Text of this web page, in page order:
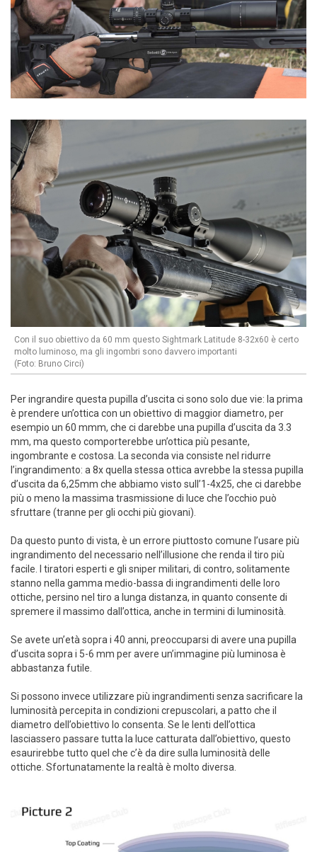
Con il suo obiettivo da 60 mm questo Sightmark Latitude 8-32x60 è certo
molto luminoso, ma gli ingombri sono davvero importanti
(Foto: Bruno Circi)
Per ingrandire questa pupilla d’uscita ci sono solo due vie: la prima
è prendere un’ottica con un obiettivo di maggior diametro, per
esempio un 60 mmm, che ci darebbe una pupilla d’uscita da 3.3
mm, ma questo comporterebbe un’ottica più pesante,
ingombrante e costosa. La seconda via consiste nel ridurre
l’ingrandimento: a 8x quella stessa ottica avrebbe la stessa pupilla
d’uscita da 6,25mm che abbiamo visto sull’1-4x25, che ci darebbe
più o meno la massima trasmissione di luce che l’occhio può
sfruttare (tranne per gli occhi più giovani).
Da questo punto di vista, è un errore piuttosto comune l’usare più
ingrandimento del necessario nell’illusione che renda il tiro più
facile. I tiratori esperti e gli sniper militari, di contro, solitamente
stanno nella gamma medio-bassa di ingrandimenti delle loro
ottiche, persino nel tiro a lunga distanza, in quanto consente di
spremere il massimo dall’ottica, anche in termini di luminosità.
Se avete un’età sopra i 40 anni, preoccuparsi di avere una pupilla
d’uscita sopra i 5-6 mm per avere un’immagine più luminosa è
abbastanza futile.
Si possono invece utilizzare più ingrandimenti senza sacrificare la
luminosità percepita in condizioni crepuscolari, a patto che il
diametro dell’obiettivo lo consenta. Se le lenti dell’ottica
lasciassero passare tutta la luce catturata dall’obiettivo, questo
esaurirebbe tutto quel che c’è da dire sulla luminosità delle
ottiche. Sfortunatamente la realtà è molto diversa.